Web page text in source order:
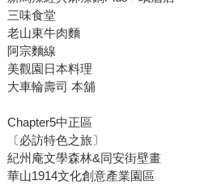
三味食堂
老山東牛肉麵
阿宗麵線
美觀園日本料理
大車輪壽司 本舖
Chapter5中正區
〔必訪特色之旅〕
紀州庵文學森林&同安街壁畫
華山1914文化創意產業園區